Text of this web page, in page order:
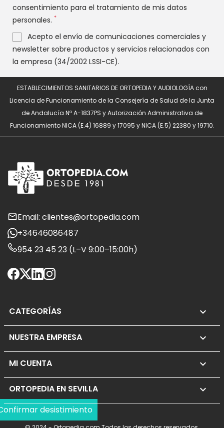
consentimiento para el tratamiento de mis datos
personales. *
Acepto el envío de comunicaciones comerciales y
newsletter sobre productos y servicios relacionados con
la empresa (34/2002 LSSI-CE).
ESTABLECIMIENTOS SANITARIOS DE ORTOPEDIA Y AUDIOLOGÍA con
Licencia de Funcionamiento de la Consejería de Salud de la Junta
de Andalucía Nº A-1837PS y Autorización Administrativa de
Funcionamiento NICA (E.4) 16889 y 17095 y NICA (E.5) 22380 y 19710.
Email: clientes@ortopedia.com
+34646086487
954 23 45 23 (L–V 9:00–15:00h)
CATEGORÍAS 
NUESTRA EMPRESA 
MI CUENTA 
ORTOPEDIA EN SEVILLA keyboard_arrow_down
desistimiento